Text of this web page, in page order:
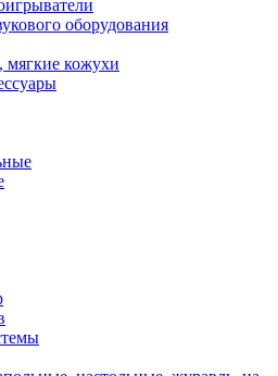
оборудования
мягкие кожухи